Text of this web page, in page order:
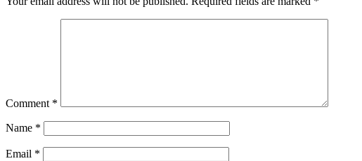
Comment *
Name *
Email *